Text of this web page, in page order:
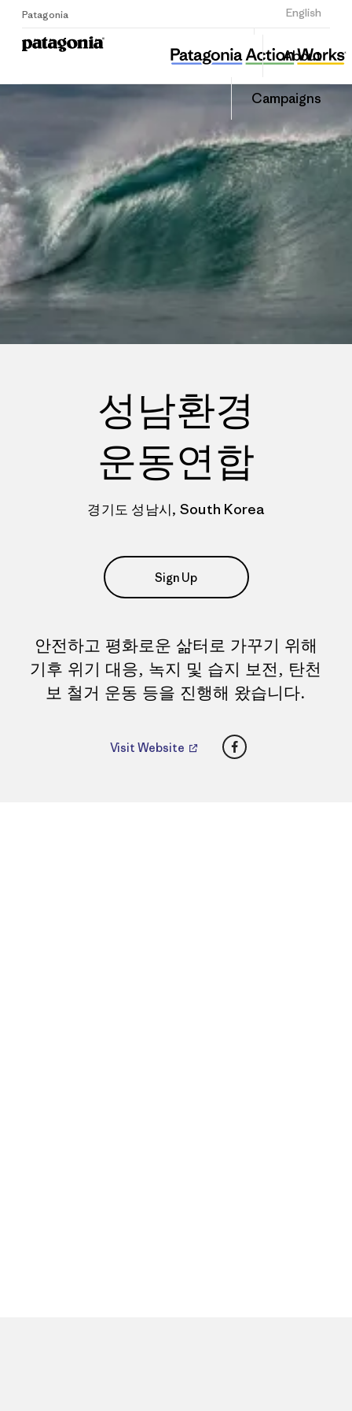
Patagonia English
Sign Up
About
Campaigns
성남환경운동연합
Share
this
Share
on
성남환경
운동연합
경기도 성남시, South Korea
Sign Up
안전하고 평화로운 삶터로 가꾸기 위해
기후 위기 대응, 녹지 및 습지 보전, 탄천
보 철거 운동 등을 진행해 왔습니다.
Visit Website Facebook